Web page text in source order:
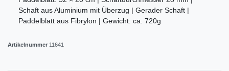
Schaft aus Aluminium mit Überzug | Gerader Schaft |
Paddelblatt aus Fibrylon | Gewicht: ca. 720g
Artikelnummer 11641